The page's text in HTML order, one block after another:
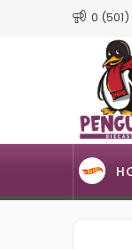
0 (501)